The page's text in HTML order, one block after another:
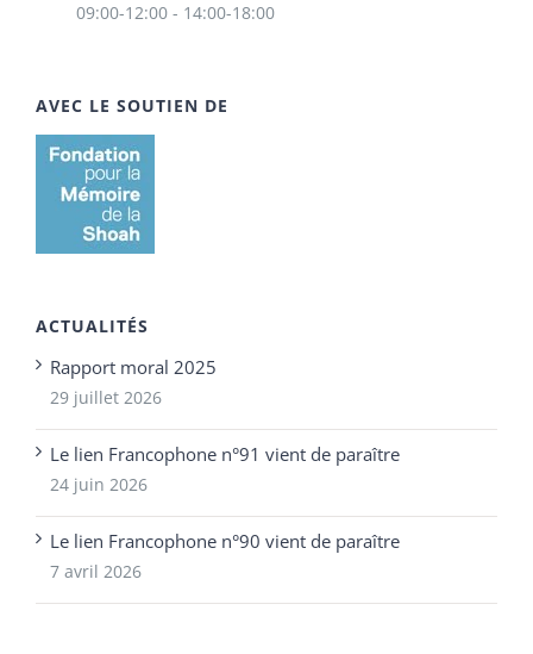
09:00-12:00 - 14:00-18:00
AVEC LE SOUTIEN DE
ACTUALITÉS
Rapport moral 2025
29 juillet 2026
Le lien Francophone n°91 vient de paraître
24 juin 2026
Le lien Francophone n°90 vient de paraître
7 avril 2026